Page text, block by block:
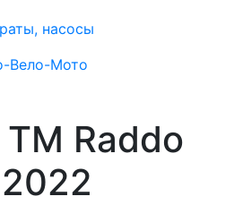
насосы
Вело-Мото
ТМ Raddo